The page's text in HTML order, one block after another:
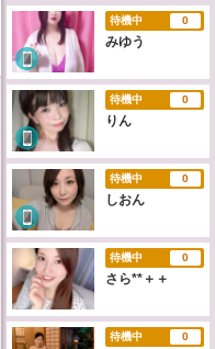
他の日誌も見る
待機中 0
みゆう
待機中 0
りん
待機中 0
しおん
待機中 0
さら**＋＋
待機中 0